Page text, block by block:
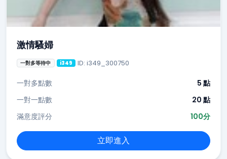
激情騷婦
一對多等待中 i349 ID: i349_300750
一對多點數
5 點
一對一點數
20 點
滿意度評分
100分
立即進入